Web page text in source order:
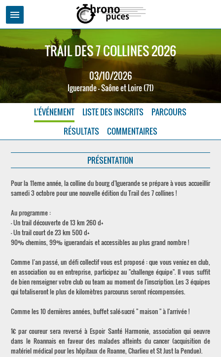
menu
TRAIL DES 7 COLLINES 2026
03/10/2026
Iguerande - Saône et Loire (71)
L'ÉVÉNEMENT LISTE DES INSCRITS
PARCOURS
RÉSULTATS
COMMENTAIRES
PRÉSENTATION
Pour la 11eme année, la colline du bourg d'Iguerande se prépare à vous accueillir
samedi 3 octobre pour une nouvelle édition du Trail des 7 collines !
Au programme :
- Un trail découverte de 13 km 260 d+
- Un trail court de 23 km 500 d+
90% chemins, 99% iguerandais et accessibles au plus grand nombre !
Comme l’an passé, un défi collectif vous est proposé : que vous veniez en club,
en association ou en entreprise, participez au "challenge équipe". Il vous suffit
de bien renseigner votre club ou team au moment de l'inscription. Les 3 équipes
qui totaliseront le plus de kilomètres parcourus seront récompensées.
Comme les 10 dernières années, buffet salé-sucré " maison " à l'arrivée !
1€ par coureur sera reversé à Espoir Santé Harmonie, association qui oeuvre
dans le Roannais en faveur des malades atteints du cancer (acquisition de
matériel médical pour les hôpitaux de Roanne, Charlieu et St Just la Pendue).